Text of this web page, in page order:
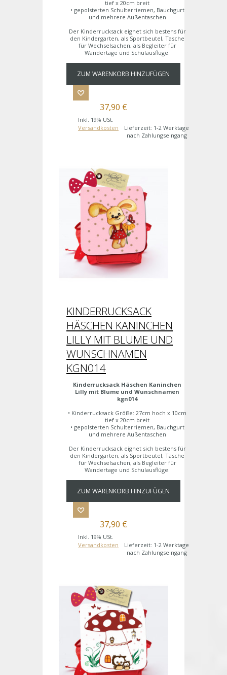
tief x 20cm breit
• gepolsterten Schulterriemen, Bauchgurt
und mehrere Außentaschen
Der Kinderrucksack eignet sich bestens für
den Kindergarten, als Sportbeutel, Tasche
für Wechselsachen, als Begleiter für
Wandertage und Schulausflüge.
ZUM WARENKORB HINZUFÜGEN
37,90 €
Inkl. 19% USt.
Versandkosten
Lieferzeit: 1-2 Werktage
nach Zahlungseingang
KINDERRUCKSACK
HÄSCHEN KANINCHEN
LILLY MIT BLUME UND
WUNSCHNAMEN
KGN014
Kinderrucksack Häschen Kaninchen
Lilly mit Blume und Wunschnamen
kgn014
• Kinderrucksack Größe: 27cm hoch x 10cm
tief x 20cm breit
• gepolsterten Schulterriemen, Bauchgurt
und mehrere Außentaschen
Der Kinderrucksack eignet sich bestens für
den Kindergarten, als Sportbeutel, Tasche
für Wechselsachen, als Begleiter für
Wandertage und Schulausflüge.
ZUM WARENKORB HINZUFÜGEN
37,90 €
Inkl. 19% USt.
Versandkosten
Lieferzeit: 1-2 Werktage
nach Zahlungseingang